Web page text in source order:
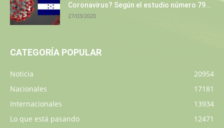
Coronavirus? Según el estudio número 79...
27/03/2020
CATEGORÍA POPULAR
Noticia
20954
Nacionales
17181
Internacionales
13934
Lo que está pasando
12471